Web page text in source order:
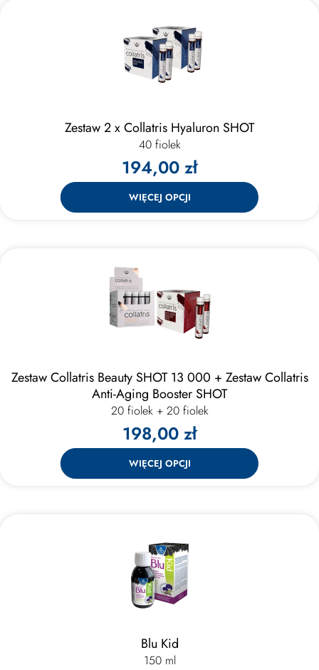
Zestaw 2 x Collatris Hyaluron SHOT
40 fiolek
194,00 zł
WIĘCEJ OPCJI
Zestaw Collatris Beauty SHOT 13 000 + Zestaw Collatris
Anti-Aging Booster SHOT
20 fiolek + 20 fiolek
198,00 zł
WIĘCEJ OPCJI
Blu Kid
150 ml